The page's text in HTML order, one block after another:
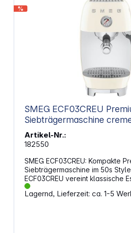
%
SMEG ECF03CREU
Siebträgermaschine
Artikel-Nr.:
182550
SMEG ECF03CREU: Kompakte
Siebträgermaschine im 50s
ECF03CREU vereint klassische
mit innovativer Cold-Brew-
echtes Barista-Erlebnis für
Lagernd, Lieferzeit: ca. 1-5